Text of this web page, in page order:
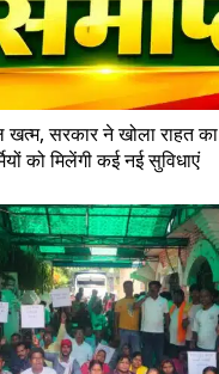
खत्म, सरकार ने खोला राहत का
को मिलेंगी कई नई सुविधाएं